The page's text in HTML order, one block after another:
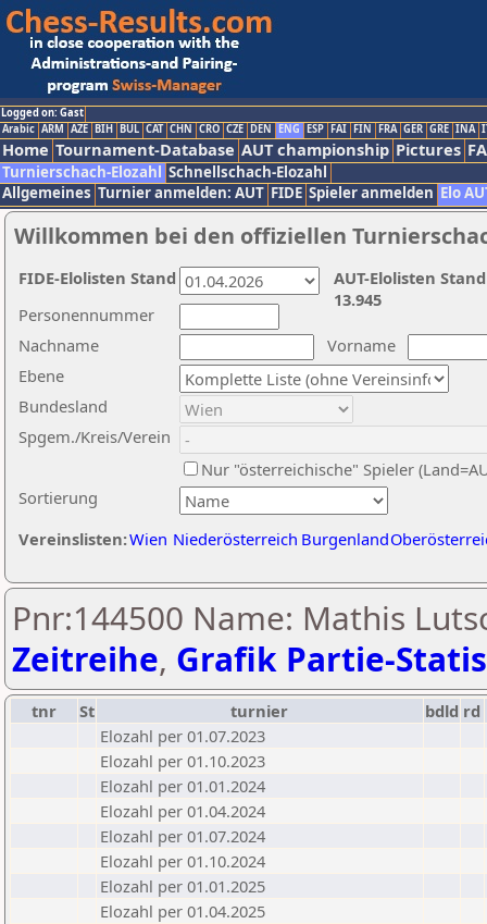
Logged on: Gast
Arabic ARM AZE BIH BUL CAT CHN CRO CZE DEN ENG ESP FAI FIN FRA GER GRE INA
Home Tournament-Database AUT championship Pictures
Turnierschach-Elozahl Schnellschach-Elozahl
Allgemeines Turnier anmelden: AUT FIDE Spieler anmelden Elo
Willkommen bei den offiziellen
Nachname
Vorname
Ebene
Sortierung
Personennummer
Bundesland
Spgem./Kreis/Verein
Nur "österreichische" Spieler
Vereinslisten:Wien Niederösterreich Burgenland
AUT-Elolisten
13.945
FIDE-Elolisten Stand
Pnr:144500 Name: Mathis
Zeitreihe, Grafik Partie-
tnr St turnier bdld rd
Elozahl per 01.07.2023
Elozahl per 01.10.2023
Elozahl per 01.01.2024
Elozahl per 01.04.2024
Elozahl per 01.07.2024
Elozahl per 01.10.2024
Elozahl per 01.01.2025
Elozahl per 01.04.2025